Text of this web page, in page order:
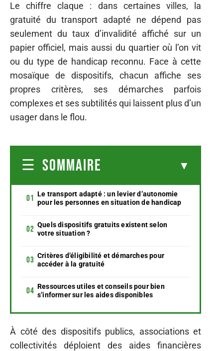
Le chiffre claque : dans certaines villes, la
gratuité du transport adapté ne dépend pas
seulement du taux d’invalidité affiché sur un
papier officiel, mais aussi du quartier où l’on vit
ou du type de handicap reconnu. Face à cette
mosaïque de dispositifs, chacun affiche ses
propres critères, ses démarches parfois
complexes et ses subtilités qui laissent plus d’un
usager dans le flou.
SOMMAIRE
Le transport adapté : un levier d’autonomie
pour les personnes en situation de handicap
Quels dispositifs gratuits existent selon
votre situation ?
Critères d’éligibilité et démarches pour
accéder à la gratuité
Ressources utiles et conseils pour bien
s’informer sur les aides disponibles
À côté des dispositifs publics, associations et
collectivités déploient des aides financières